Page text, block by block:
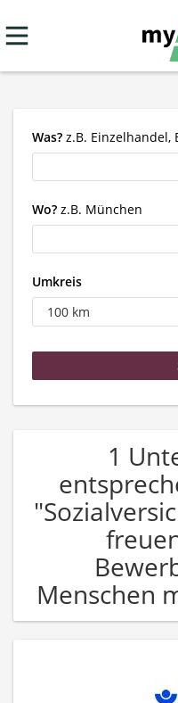
Was? z.B. Einzelhandel,
Wo? z.B. München
Umkreis
1
Menschen